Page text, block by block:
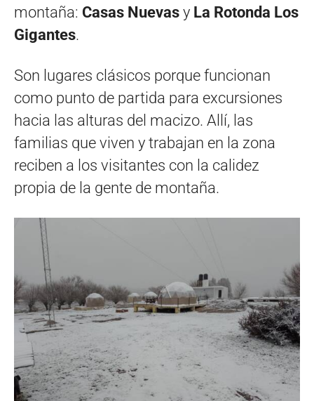
montaña: Casas Nuevas y La Rotonda Los
Gigantes.
Son lugares clásicos porque funcionan
como punto de partida para excursiones
hacia las alturas del macizo. Allí, las
familias que viven y trabajan en la zona
reciben a los visitantes con la calidez
propia de la gente de montaña.